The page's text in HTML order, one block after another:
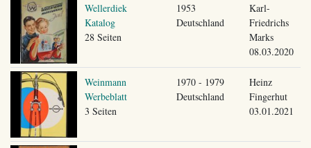
Wellerdiek
Katalog
28 Seiten
1953
Deutschland
Karl-
Friedrichs
Marks
08.03.2020
Weinmann
Werbeblatt
3 Seiten
1970 - 1979
Deutschland
Heinz
Fingerhut
03.01.2021